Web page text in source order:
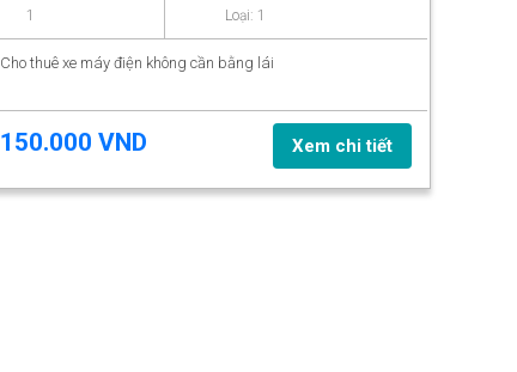
1 Loại: 1
Cho thuê xe máy điện không cần bằng lái
150.000 VND Xem chi tiết